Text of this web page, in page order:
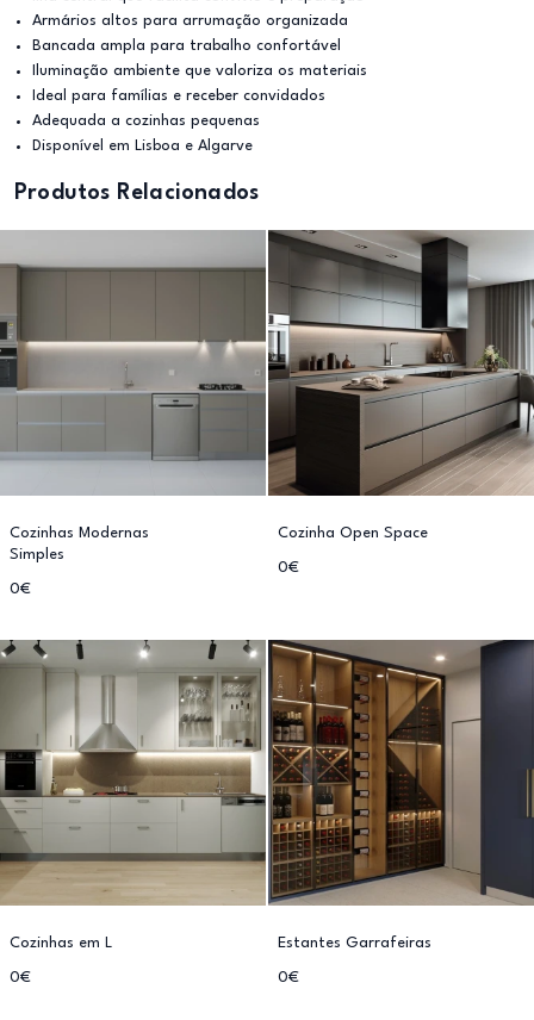
Armários altos para arrumação organizada
Bancada ampla para trabalho confortável
Iluminação ambiente que valoriza os materiais
Ideal para famílias e receber convidados
Adequada a cozinhas pequenas
Disponível em Lisboa e Algarve
Produtos Relacionados
Cozinhas Modernas
Simples
0€
Cozinha Open Space
0€
Cozinhas em L
0€
Estantes Garrafeiras
0€